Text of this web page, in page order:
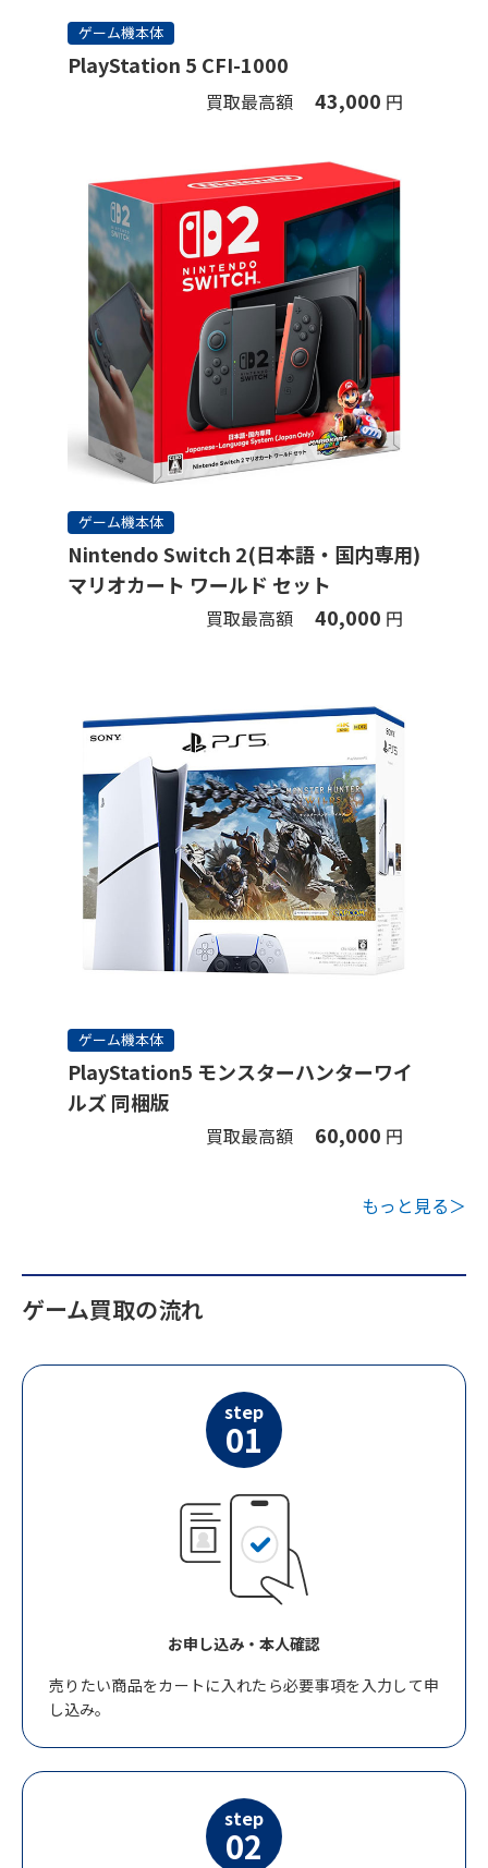
ゲーム機本体
PlayStation 5 CFI-1000
買取最高額 43,000 円
ゲーム機本体
Nintendo Switch 2(日本語・国内専用)
マリオカート ワールド セット
買取最高額 40,000 円
ゲーム機本体
PlayStation5 モンスターハンターワイ
ルズ 同梱版
買取最高額 60,000 円
もっと見る＞
ゲーム買取の流れ
step
01
お申し込み・本人確認
売りたい商品をカートに入れたら必要事項を入力して申
し込み。
step
02